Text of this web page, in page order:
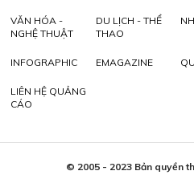
VĂN HÓA -
NGHỆ THUẬT
DU LỊCH - THỂ
THAO
INFOGRAPHIC EMAGAZINE
LIÊN HỆ QUẢNG
CÁO
© 2005 - 2023 Bản quyền